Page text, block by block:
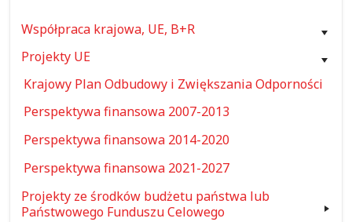
Współpraca krajowa, UE, B+R
Projekty UE
Krajowy Plan Odbudowy i Zwiększania Odporności
Perspektywa finansowa 2007-2013
Perspektywa finansowa 2014-2020
Perspektywa finansowa 2021-2027
Projekty ze środków budżetu państwa lub
Państwowego Funduszu Celowego